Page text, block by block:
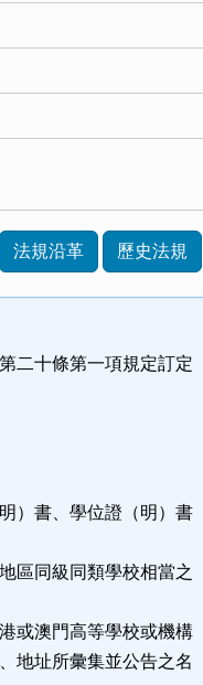
法規沿革 歷史法規
二十條第一項規定訂定
）書、學位證（明）書
區同級同類學校相當之
或澳門高等學校或機構
址所彙集並公告之名